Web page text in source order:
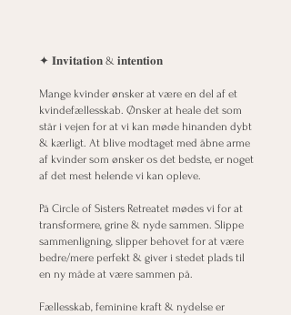
✦ 𝐈𝐧𝐯𝐢𝐭𝐚𝐭𝐢𝐨𝐧 & 𝐢𝐧𝐭𝐞𝐧𝐭𝐢𝐨𝐧
Mange kvinder ønsker at være en del af et
kvindefællesskab. Ønsker at heale det som
står i vejen for at vi kan møde hinanden dybt
& kærligt. At blive modtaget med åbne arme
af kvinder som ønsker os det bedste, er noget
af det mest helende vi kan opleve.
På Circle of Sisters Retreatet mødes vi for at
transformere, grine & nyde sammen. Slippe
sammenligning, slipper behovet for at være
bedre/mere perfekt & giver i stedet plads til
en ny måde at være sammen på.
Fællesskab, feminine kraft & nydelse er